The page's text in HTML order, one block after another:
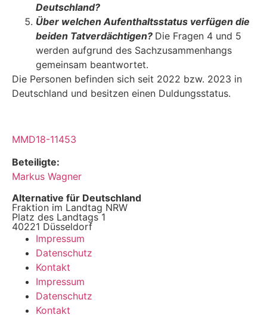
Deutschland?
Über welchen Aufenthaltsstatus verfügen die
beiden Tatverdächtigen? Die Fragen 4 und 5
werden aufgrund des Sachzusammenhangs
gemeinsam beantwortet.
Die Personen befinden sich seit 2022 bzw. 2023 in
Deutschland und besitzen einen Duldungs­status.
MMD18-11453
Beteiligte:
Markus Wagner
Alternative für Deutschland
Fraktion im Landtag NRW
Platz des Landtags 1
40221 Düsseldorf
Impressum
Datenschutz
Kontakt
Impressum
Datenschutz
Kontakt